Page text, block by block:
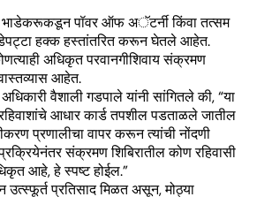
भाडेकरूकडून पॉवर ऑफ अॅटर्नी किंवा तत्सम
हक्क हस्तांतरित करून घेतले आहेत.
अधिकृत परवानगीशिवाय संक्रमण
आहेत.
वैशाली गडपाले यांनी सांगितले की, “या
रहिवाशांचे आधार कार्ड तपशील पडताळले जातील
प्रणालीचा वापर करून त्यांची नोंदणी
संक्रमण शिबिरातील कोण रहिवासी
आहे, हे स्पष्ट होईल.”
उत्स्फूर्त प्रतिसाद मिळत असून, मोठ्या